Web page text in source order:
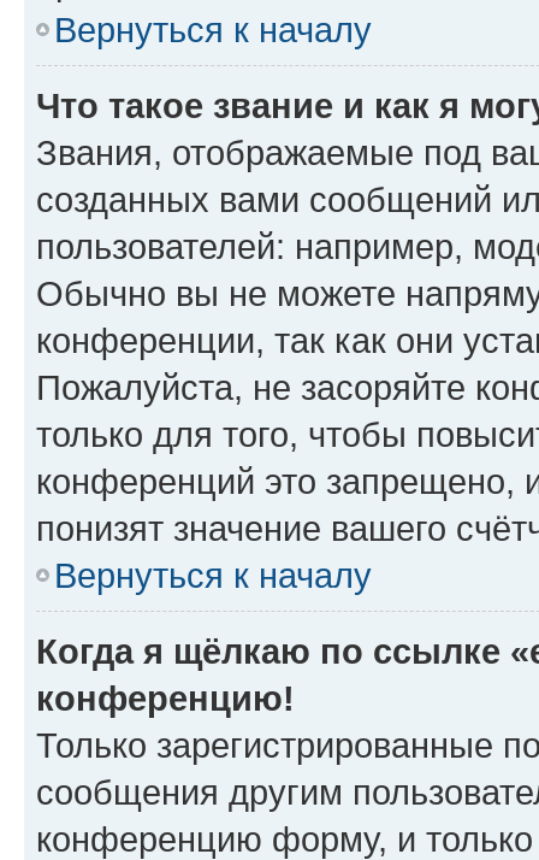
Вернуться к началу
Что такое звание и как я
Звания, отображаемые под
созданных вами сообщений
пользователей: например,
Обычно вы не можете
конференции, так как они
Пожалуйста, не засоряйте
только для того, чтобы
конференций это запрещено,
понизят значение вашего
Вернуться к началу
Когда я щёлкаю по ссылке
конференцию!
Только зарегистрированные
сообщения другим
конференцию форму, и